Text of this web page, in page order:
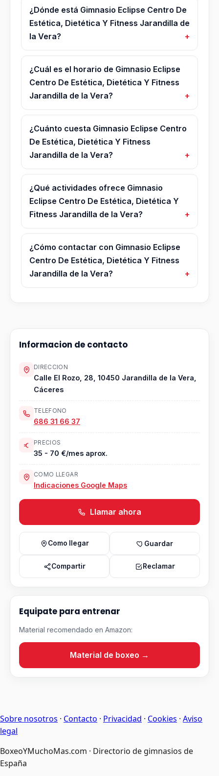
¿Dónde está Gimnasio Eclipse Centro De
Estética, Dietética Y Fitness Jarandilla de
la Vera?
¿Cuál es el horario de Gimnasio Eclipse
Centro De Estética, Dietética Y Fitness
Jarandilla de la Vera?
¿Cuánto cuesta Gimnasio Eclipse Centro
De Estética, Dietética Y Fitness
Jarandilla de la Vera?
¿Qué actividades ofrece Gimnasio
Eclipse Centro De Estética, Dietética Y
Fitness Jarandilla de la Vera?
¿Cómo contactar con Gimnasio Eclipse
Centro De Estética, Dietética Y Fitness
Jarandilla de la Vera?
Informacion de contacto
DIRECCION
Calle El Rozo, 28, 10450 Jarandilla de la Vera,
Cáceres
TELEFONO
686 31 66 37
PRECIOS
35 - 70 €/mes aprox.
COMO LLEGAR
Indicaciones Google Maps
Llamar ahora
Como llegar Guardar
Compartir Reclamar
Equipate para entrenar
Material recomendado en Amazon:
Material de boxeo →
Sobre nosotros · Contacto · Privacidad · Cookies · Aviso
legal
BoxeoYMuchoMas.com · Directorio de gimnasios de
España